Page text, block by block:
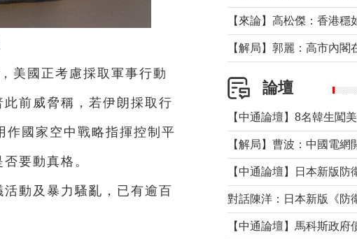
美國正考慮採取軍事行動
前威脅稱，若伊朗採取行
作國家空中戰略指揮控制平
要動真格。
動及暴力騷亂，已有逾百
論壇